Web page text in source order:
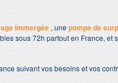
immergée , unepompe de
sous 72h partout en France, et
suivant vos besoins et vos